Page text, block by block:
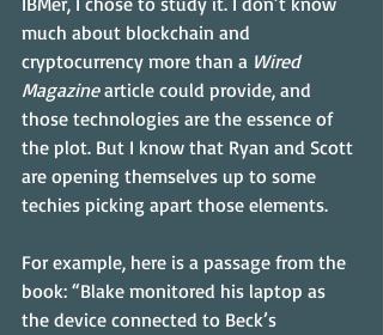
much about blockchain and
cryptocurrency more than a Wired
Magazine article could provide, and
those technologies are the essence of
the plot. But I know that Ryan and Scott
are opening themselves up to some
techies picking apart those elements.
For example, here is a passage from the
book: “Blake monitored his laptop as
the device connected to Beck’s